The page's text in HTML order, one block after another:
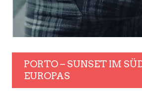
PORTO – SUNSET IM
EUROPAS